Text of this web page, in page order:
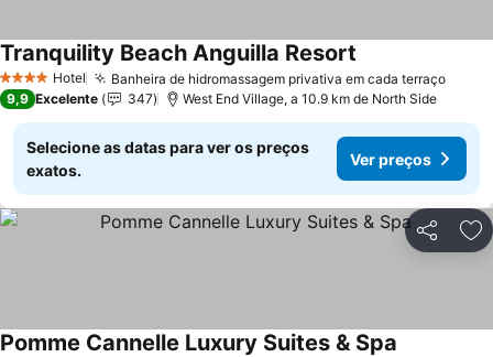
4 EstrelasHotel Banheira de hidromassagem privativa em cada terraçoVer
Tranquility Beach Anguilla Resort
9,9 Excelente 347 West End Village, a 10.9 km de North Side
Selecione as datas para ver os preços
exatos.
Ver preços
Partilhar
Pomme Cannelle Luxury Suites & Spa